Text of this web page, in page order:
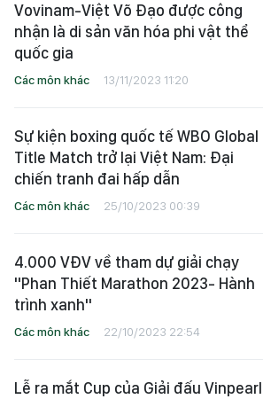
Vovinam-Việt Võ Đạo được công
nhận là di sản văn hóa phi vật thể
quốc gia
Các môn khác 13/11/2023 11:20
Sự kiện boxing quốc tế WBO Global
Title Match trở lại Việt Nam: Đại
chiến tranh đai hấp dẫn
Các môn khác 25/10/2023 00:39
4.000 VĐV về tham dự giải chạy
"Phan Thiết Marathon 2023- Hành
trình xanh"
Các môn khác 22/10/2023 22:54
Lễ ra mắt Cup của Giải đấu Vinpearl